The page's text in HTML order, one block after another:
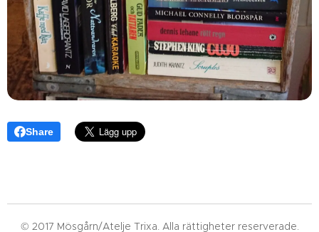
Share
© 2017 Mösgårn/Atelje Trixa. Alla rättigheter reserverade.